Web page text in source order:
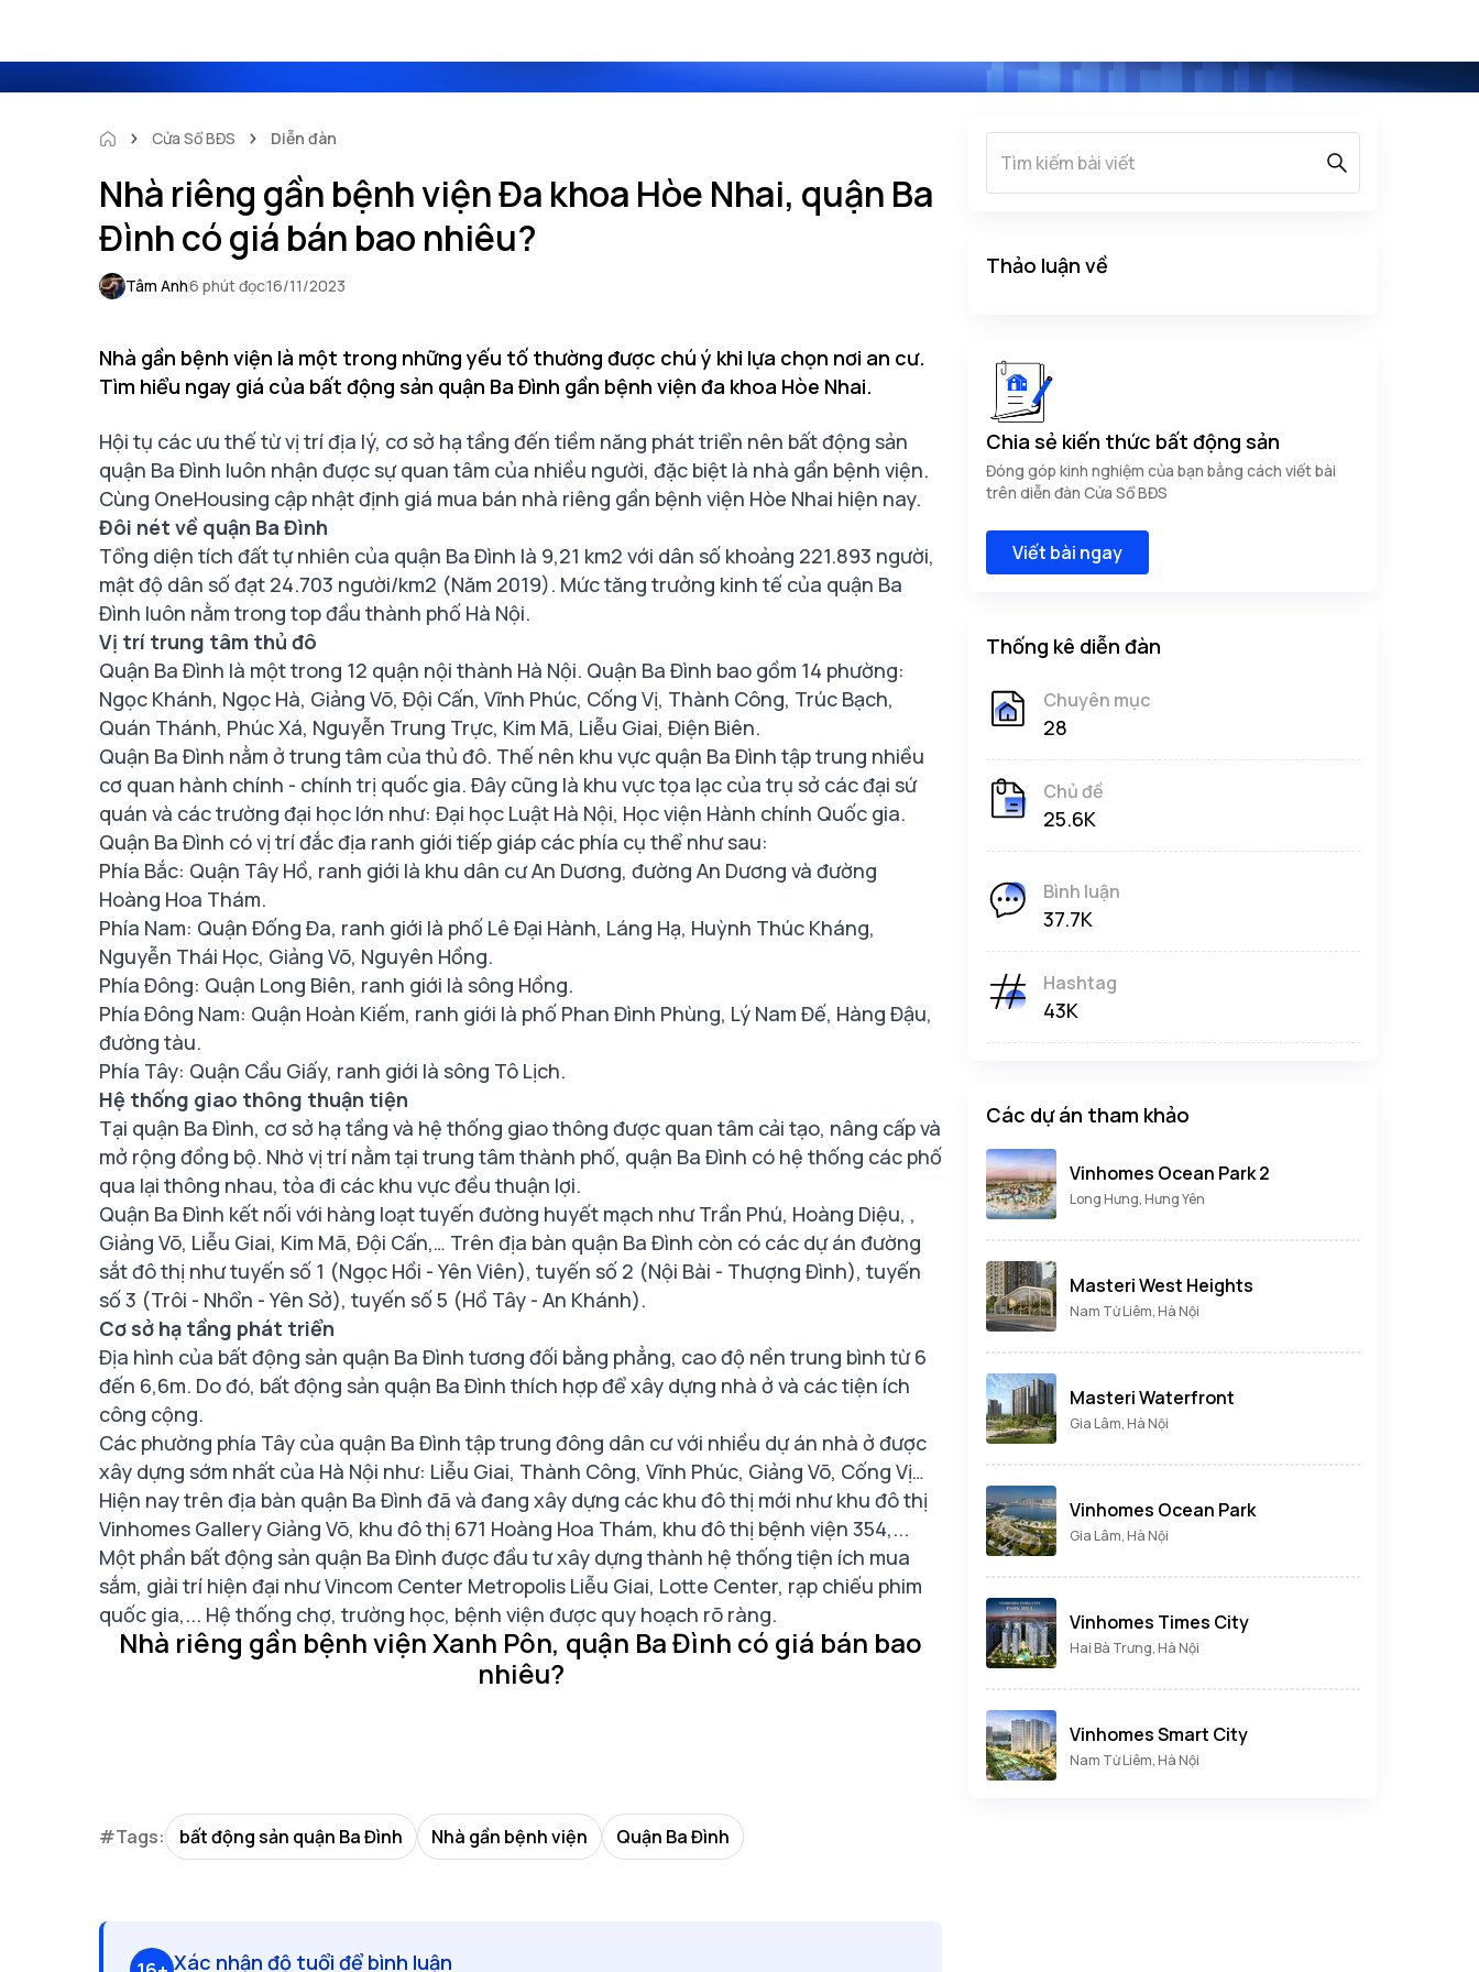
Cửa Sổ BĐS Diễn đàn
Nhà riêng gần bệnh viện Đa khoa Hòe Nhai, quận Ba
Đình có giá bán bao nhiêu?
Tâm Anh6 phút đọc16/11/2023
Nhà gần bệnh viện là một trong những yếu tố thường được chú ý khi lựa chọn nơi an cư.
Tìm hiểu ngay giá của bất động sản quận Ba Đình gần bệnh viện đa khoa Hòe Nhai.
Hội tụ các ưu thế từ vị trí địa lý, cơ sở hạ tầng đến tiềm năng phát triển nên bất động sản
quận Ba Đình luôn nhận được sự quan tâm của nhiều người, đặc biệt là nhà gần bệnh viện.
Cùng OneHousing cập nhật định giá mua bán nhà riêng gần bệnh viện Hòe Nhai hiện nay.
Đôi nét về quận Ba Đình
Tổng diện tích đất tự nhiên của quận Ba Đình là 9,21 km2 với dân số khoảng 221.893 người,
mật độ dân số đạt 24.703 người/km2 (Năm 2019). Mức tăng trưởng kinh tế của quận Ba
Đình luôn nằm trong top đầu thành phố Hà Nội.
Vị trí trung tâm thủ đô
Quận Ba Đình là một trong 12 quận nội thành Hà Nội. Quận Ba Đình bao gồm 14 phường:
Ngọc Khánh, Ngọc Hà, Giảng Võ, Đội Cấn, Vĩnh Phúc, Cống Vị, Thành Công, Trúc Bạch,
Quán Thánh, Phúc Xá, Nguyễn Trung Trực, Kim Mã, Liễu Giai, Điện Biên.
Quận Ba Đình nằm ở trung tâm của thủ đô. Thế nên khu vực quận Ba Đình tập trung nhiều
cơ quan hành chính - chính trị quốc gia. Đây cũng là khu vực tọa lạc của trụ sở các đại sứ
quán và các trường đại học lớn như: Đại học Luật Hà Nội, Học viện Hành chính Quốc gia.
Quận Ba Đình có vị trí đắc địa ranh giới tiếp giáp các phía cụ thể như sau:
Phía Bắc: Quận Tây Hồ, ranh giới là khu dân cư An Dương, đường An Dương và đường
Hoàng Hoa Thám.
Phía Nam: Quận Đống Đa, ranh giới là phố Lê Đại Hành, Láng Hạ, Huỳnh Thúc Kháng,
Nguyễn Thái Học, Giảng Võ, Nguyên Hồng.
Phía Đông: Quận Long Biên, ranh giới là sông Hồng.
Phía Đông Nam: Quận Hoàn Kiếm, ranh giới là phố Phan Đình Phùng, Lý Nam Đế, Hàng Đậu,
đường tàu.
Phía Tây: Quận Cầu Giấy, ranh giới là sông Tô Lịch.
Hệ thống giao thông thuận tiện
Tại quận Ba Đình, cơ sở hạ tầng và hệ thống giao thông được quan tâm cải tạo, nâng cấp và
mở rộng đồng bộ. Nhờ vị trí nằm tại trung tâm thành phố, quận Ba Đình có hệ thống các phố
qua lại thông nhau, tỏa đi các khu vực đều thuận lợi.
Quận Ba Đình kết nối với hàng loạt tuyến đường huyết mạch như Trần Phú, Hoàng Diệu, ,
Giảng Võ, Liễu Giai, Kim Mã, Đội Cấn,… Trên địa bàn quận Ba Đình còn có các dự án đường
sắt đô thị như tuyến số 1 (Ngọc Hồi - Yên Viên), tuyến số 2 (Nội Bài - Thượng Đình), tuyến
số 3 (Trôi - Nhổn - Yên Sở), tuyến số 5 (Hồ Tây - An Khánh).
Cơ sở hạ tầng phát triển
Địa hình của bất động sản quận Ba Đình tương đối bằng phẳng, cao độ nền trung bình từ 6
đến 6,6m. Do đó, bất động sản quận Ba Đình thích hợp để xây dựng nhà ở và các tiện ích
công cộng.
Các phường phía Tây của quận Ba Đình tập trung đông dân cư với nhiều dự án nhà ở được
xây dựng sớm nhất của Hà Nội như: Liễu Giai, Thành Công, Vĩnh Phúc, Giảng Võ, Cống Vị…
Hiện nay trên địa bàn quận Ba Đình đã và đang xây dựng các khu đô thị mới như khu đô thị
Vinhomes Gallery Giảng Võ, khu đô thị 671 Hoàng Hoa Thám, khu đô thị bệnh viện 354,...
Một phần bất động sản quận Ba Đình được đầu tư xây dựng thành hệ thống tiện ích mua
sắm, giải trí hiện đại như Vincom Center Metropolis Liễu Giai, Lotte Center, rạp chiếu phim
quốc gia,... Hệ thống chợ, trường học, bệnh viện được quy hoạch rõ ràng.
Nhà riêng gần bệnh viện Xanh Pôn, quận Ba Đình có giá bán bao
nhiêu?
#Tags: bất động sản quận Ba Đình Nhà gần bệnh viện Quận Ba Đình
Xác nhận độ tuổi để bình luận
Thảo luận về
Chia sẻ kiến thức bất động sản
Đóng góp kinh nghiệm của bạn bằng cách viết bài
trên diễn đàn Cửa Sổ BĐS
Viết bài ngay
Thống kê diễn đàn
Chuyên mục
28
Chủ đề
25.6K
Bình luận
37.7K
Hashtag
43K
Các dự án tham khảo
Vinhomes Ocean Park 2
Long Hưng, Hưng Yên
Masteri West Heights
Nam Từ Liêm, Hà Nội
Masteri Waterfront
Gia Lâm, Hà Nội
Vinhomes Ocean Park
Gia Lâm, Hà Nội
Vinhomes Times City
Hai Bà Trưng, Hà Nội
Vinhomes Smart City
Nam Từ Liêm, Hà Nội